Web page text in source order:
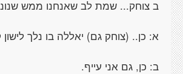
ב צוחק... שמת לב שאנחנו ממש
א: כן.. (צוחק גם) יאללה בו נלך
ב: כן, גם אני עייף.